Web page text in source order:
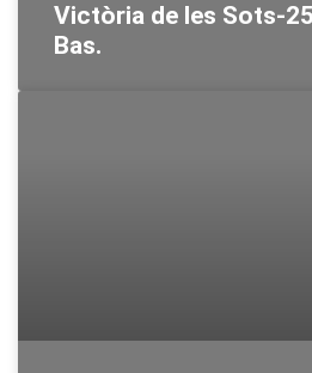
Victòria de les Sots-
Bas.